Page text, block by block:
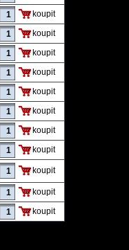
koupit
koupit
koupit
koupit
koupit
koupit
koupit
koupit
koupit
koupit
koupit